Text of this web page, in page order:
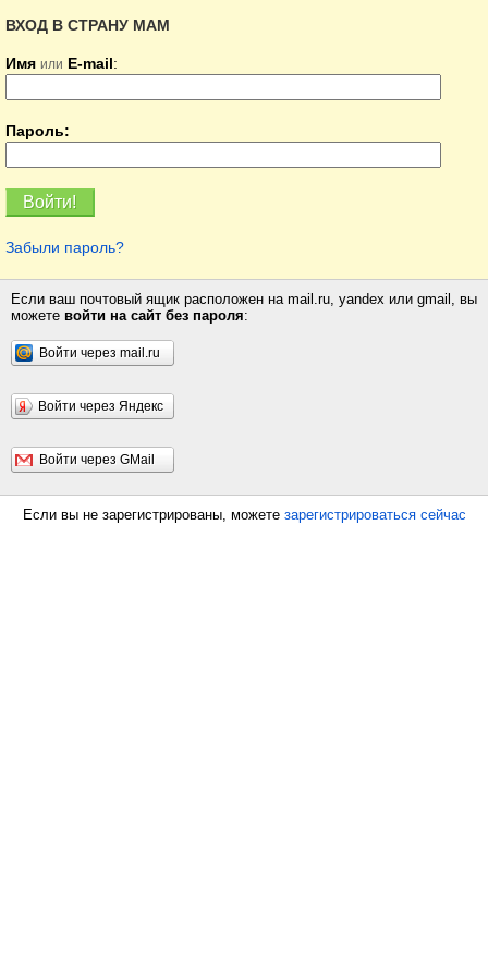
ВХОД В СТРАНУ МАМ
Имя или E-mail:
Пароль:
Забыли пароль?
Если ваш почтовый ящик расположен на mail.ru, yandex или gmail, вы
можете войти на сайт без пароля:
Войти через mail.ru
Войти через Яндекс
Войти через GMail
Если вы не зарегистрированы, можете зарегистрироваться сейчас